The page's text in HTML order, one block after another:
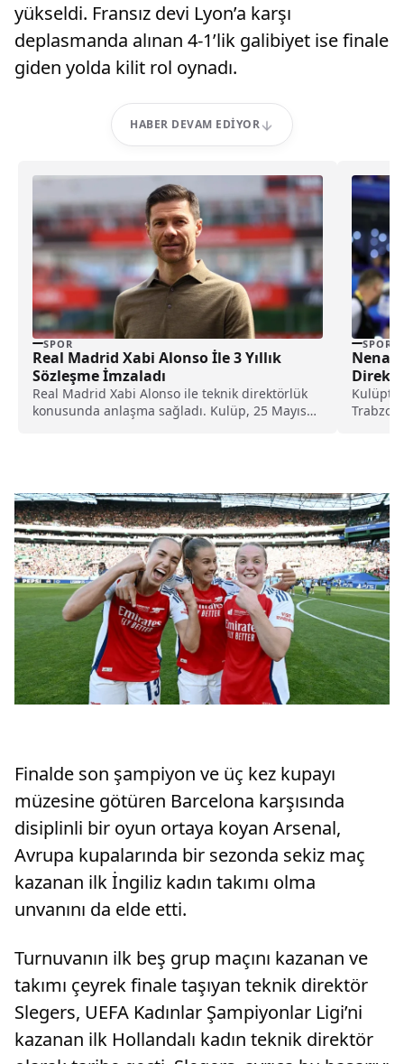
yükseldi. Fransız devi Lyon’a karşı
deplasmanda alınan 4-1’lik galibiyet ise finale
giden yolda kilit rol oynadı.
HABER DEVAM EDIYOR
SPOR
Real Madrid Xabi Alonso İle 3 Yıllık
Sözleşme İmzaladı
Real Madrid Xabi Alonso ile teknik direktörlük
konusunda anlaşma sağladı. Kulüp, 25 Mayıs
SPOR
Nenad
Finalde son şampiyon ve üç kez kupayı
müzesine götüren Barcelona karşısında
disiplinli bir oyun ortaya koyan Arsenal,
Avrupa kupalarında bir sezonda sekiz maç
kazanan ilk İngiliz kadın takımı olma
unvanını da elde etti.
Turnuvanın ilk beş grup maçını kazanan ve
takımı çeyrek finale taşıyan teknik direktör
Slegers, UEFA Kadınlar Şampiyonlar Ligi’ni
kazanan ilk Hollandalı kadın teknik direktör